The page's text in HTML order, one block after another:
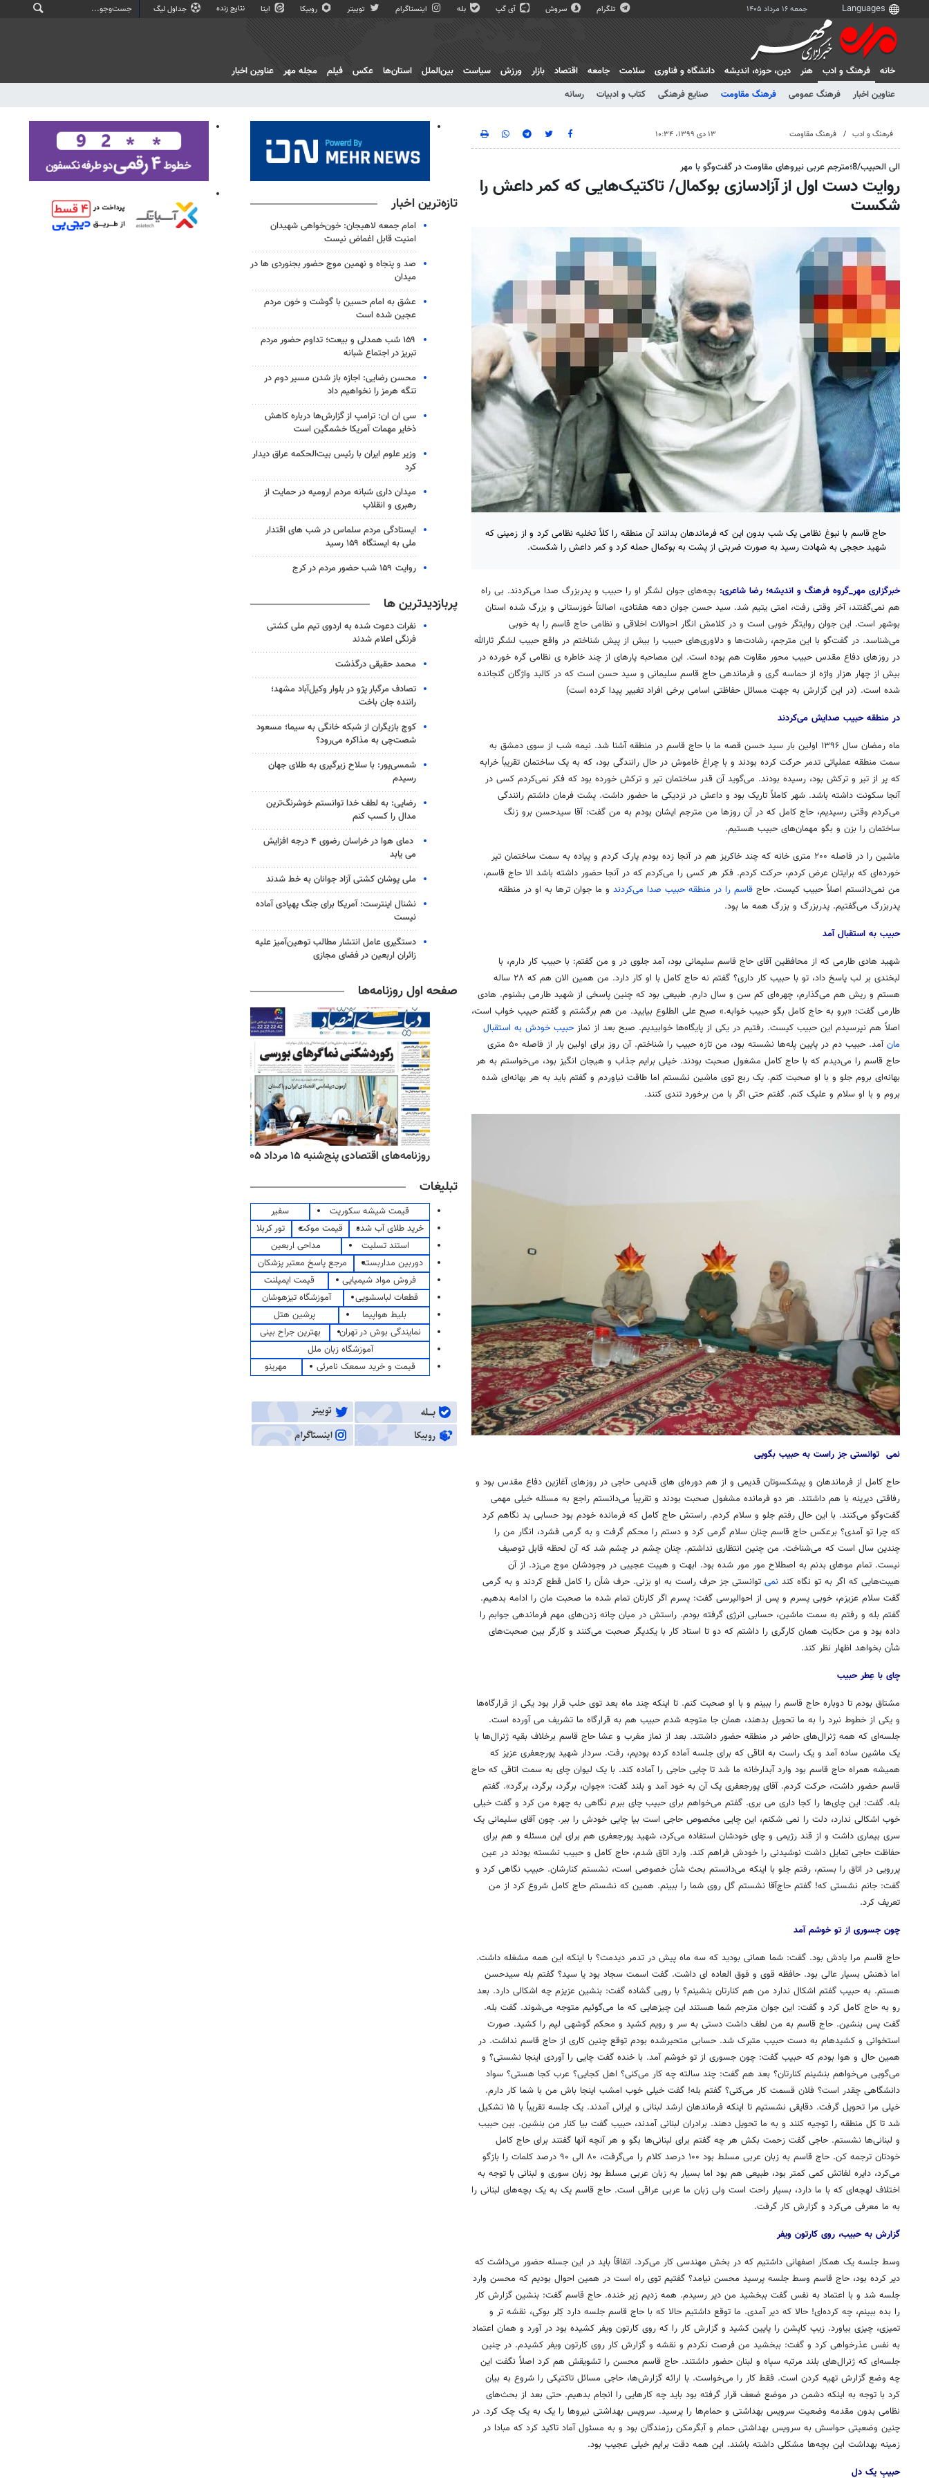
جمعه ۱۶ مرداد ۱۴۰۵ تلگرام سروش آی گپ بله اینستاگرام توییتر روبیکا ایتا نتایج زنده جداول لیگ
خانه
فرهنگ و ادب
عناوین اخبار
فرهنگ عمومی فرهنگ مقاومت صنایع فرهنگی کتاب و ادبیات رسانه
هنر دين، حوزه، انديشه دانشگاه و فناوری سلامت جامعه اقتصاد بازار ورزش سیاست بین‌الملل استان‌ها عکس فیلم مجله مهر عناوین اخبار
فرهنگ و ادب فرهنگ مقاومت ۱۳ دی ۱۳۹۹، ۱۰:۳۴
الی الحبیب/8؛مترجم عربی نیروهای مقاومت در گفت‌وگو با مهر
روایت دست اول از آزادسازی بوکمال/ تاکتیک‌هایی که کمر داعش را
شکست
حاج قاسم با نبوغ نظامی یک شب بدون این که فرماندهان بدانند آن منطقه را کلاً تخلیه نظامی کرد و از زمینی که
شهید حججی به شهادت رسید به صورت ضربتی از پشت به بوکمال حمله کرد و کمر داعش را شکست.
خبرگزاری مهر_گروه فرهنگ و اندیشه؛ رضا شاعری: بچه‌های جوان لشگر او را حبیب و پدربزرگ صدا می‌کردند. بی راه
هم نمی‌گفتند، آخر وقتی رفت، امتی یتیم شد. سید حسن جوان دهه هفتادی، اصالتاً خوزستانی و بزرگ شده استان
بوشهر است. این جوان روایتگر خوبی است و در کلامش انگار احوالات اخلاقی و نظامی حاج قاسم را به خوبی
می‌شناسد. در گفت‌گو با این مترجم، رشادت‌ها و دلاوری‌های حبیب را بیش از پیش شناختم در واقع حبیب لشگر ثارالله
در روزهای دفاع مقدس حبیب محور مقاوت هم بوده است. این مصاحبه پاره‎ای از چند خاطره ‎ی نظامی گره خورده در
بیش از چهار هزار واژه از حماسه گری و فرماندهی حاج قاسم سلیمانی و سید حسن است که در کالبد واژگان گنجانده
شده است. (در این گزارش به جهت مسائل حفاظتی اسامی برخی افراد تغییر پیدا کرده است)
در منطقه حبیب صدایش می‌کردند
ماه رمضان سال ۱۳۹۶ اولین بار سید حسن قصه ما با حاج قاسم در منطقه آشنا شد. نیمه شب از سوی دمشق به
سمت منطقه عملیاتی تدمر حرکت کرده بودند و با چراغ خاموش در حال رانندگی بود، که به یک ساختمان تقریباً خرابه
که پر از تیر و ترکش بود، رسیده بودند. می‌گوید آن قدر ساختمان تیر و ترکش خورده بود که فکر نمی‌کردم کسی در
آنجا سکونت داشته باشد. شهر کاملاً تاریک بود و داعش در نزدیکی ما حضور داشت. پشت فرمان داشتم رانندگی
می‌کردم وقتی رسیدیم، حاج کامل که در آن روزها من مترجم ایشان بودم به من گفت: آقا سیدحسن برو زنگ
ساختمان را بزن و بگو مهمان‌های حبیب هستیم.
ماشین را در فاصله ۲۰۰ متری خانه که چند خاکریز هم در آنجا زده بودم پارک کردم و پیاده به سمت ساختمان تیر
خورده‌ای که برایتان عرض کردم، حرکت کردم. فکر هر کسی را می‌کردم که در آنجا حضور داشته باشد الا حاج قاسم،
من نمی‌دانستم اصلاً حبیب کیست. حاج قاسم را در منطقه حبیب صدا می‌کردند و ما جوان ترها به او در منطقه
پدربزرگ می‌گفتیم. پدربزرگ و بزرگ همه ما بود.
حبیب به استقبال آمد
شهید هادی طارمی که از محافظین آقای حاج قاسم سلیمانی بود، آمد جلوی در و من گفتم: با حبیب کار دارم، با
لبخندی بر لب پاسخ داد، تو با حبیب کار داری؟ گفتم نه حاج کامل با او کار دارد. من همین الان هم که ۲۸ ساله
هستم و ریش هم می‌گذارم، چهره‌ای کم سن و سال دارم. طبیعی بود که چنین پاسخی از شهید طارمی بشنوم. هادی
طارمی گفت: «برو به حاج کامل بگو حبیب خوابه.» صبح علی الطلوع بیایید. من هم برگشتم و گفتم حبیب خواب است،
اصلاً هم نپرسیدم این حبیب کیست. رفتیم در یکی از پایگاه‌ها خوابیدیم. صبح بعد از نماز حبیب خودش به استقبال
مان
آمد. حبیب دم در پایین پله‌ها نشسته بود، من تازه حبیب را شناختم. آن روز برای اولین بار از فاصله ۵۰ متری
حاج قاسم را می‌دیدم که با حاج کامل مشغول صحبت بودند. خیلی برایم جذاب و هیجان انگیز بود، می‌خواستم به هر
بهانه‌ای بروم جلو و با او صحبت کنم. یک ربع توی ماشین نشستم اما طاقت نیاوردم و گفتم باید به هر بهانه‌ای شده
بروم و با او سلام و علیک کنم. گفتم حتی اگر با من برخورد تندی کنند.
نمی توانستی جز راست به حبیب بگویی
حاج کامل از فرماندهان و پیشکسوتان قدیمی و از هم دوره‌ای های قدیمی حاجی در روزهای آغازین دفاع مقدس بود و
رفاقتی دیرینه با هم داشتند. هر دو فرمانده مشغول صحبت بودند و تقریباً می‌دانستم راجع به مسئله خیلی مهمی
گفت‌وگو می‌کنند. با این حال رفتم جلو و سلام کردم. راستش حاج کامل که فرمانده خودم بود حسابی بد نگاهم کرد
که چرا تو آمدی؟ برعکس حاج قاسم چنان سلام گرمی کرد و دستم را محکم گرفت و به گرمی فشرد، انگار من را
چندین سال است که می‌شناخت. من چنین انتظاری نداشتم. چنان چشم در چشم شد که آن لحظه قابل توصیف
نیست. تمام موهای بدنم به اصطلاح مور مور شده بود. ابهت و هیبت عجیبی در وجودشان موج می‌زد. از آن
هیبت‌هایی که اگر به تو نگاه کند نمی ‎توانستی جز حرف راست به او بزنی. حرف شأن را کامل قطع کردند و به گرمی
گفت سلام عزیزم، خوبی پسرم و پس از احوالپرسی گفت: پسرم اگر کارتان تمام شده ما صحبت مان را ادامه بدهیم.
گفتم بله و رفتم به سمت ماشین، حسابی انرژی گرفته بودم. راستش در میان چانه زدن‌های مهم فرماندهی جوابم را
داده بود و من حکایت همان کارگری را داشتم که دو تا استاد کار با یکدیگر صحبت می‌کنند و کارگر بین صحبت‌های
شأن بخواهد اظهار نظر کند.
چای با عِطر حبیب
مشتاق بودم تا دوباره حاج قاسم را ببینم و با او صحبت کنم. تا اینکه چند ماه بعد توی حلب قرار بود یکی از قرارگاه‌ها
و یکی از خطوط نبرد را به ما تحویل بدهند، همان جا متوجه شدم حبیب هم به قرارگاه ما تشریف می آورده است.
جلسه‌ای که همه ژنرال‌های حاضر در منطقه حضور داشتند. بعد از نماز مغرب و عشا حاج قاسم برخلاف بقیه ژنرال‌ها با
یک ماشین ساده آمد و یک راست به اتاقی که برای جلسه آماده کرده بودیم، رفت. سردار شهید پورجعفری عزیز که
همیشه همراه حاج قاسم بود وارد آبدارخانه ما شد تا چایی حاجی را آماده کند. با یک لیوان چای به سمت اتاقی که حاج
قاسم حضور داشت، حرکت کردم. آقای پورجعفری یک آن به خود آمد و بلند گفت: «جوان، برگرد، برگرد، برگرد». گفتم
بله. گفت: این چای‌ها را کجا داری می بری. گفتم می‌خواهم برای حبیب چای ببرم نگاهی به چهره من کرد و گفت خیلی
خوب اشکالی ندارد، دلت را نمی شکنم، این چایی مخصوص حاجی است بیا چایی خودش را ببر. چون آقای سلیمانی یک
سری بیماری داشت و از قند رژیمی و چای خودشان استفاده می‌کرد، شهید پورجعفری هم برای این مسئله و هم برای
حفاظت حاجی تمایل داشت نوشیدنی را خودش فراهم کند. وارد اتاق شدم، حاج کامل و حبیب نشسته بودند در عین
پررویی در اتاق را بستم، رفتم جلو با اینکه می‌دانستم بحث شأن خصوصی است، نشستم کنارشان. حبیب نگاهی کرد و
گفت: جانم نشستی که! گفتم حاج‌آقا نشستم گل روی شما را ببینم. همین که نشستم حاج کامل شروع کرد از من
تعریف کرد.
چون جسوری از تو خوشم آمد
حاج قاسم مرا یادش بود. گفت: شما همانی بودید که سه ماه پیش در تدمر دیدمت؟ با اینکه این همه مشغله داشت.
اما ذهنش بسیار عالی بود. حافظه قوی و فوق العاده ای داشت. گفت اسمت سجاد بود یا سید؟ گفتم بله سیدحسن
هستم. به حبیب گفتم اشکال ندارد من هم کنارتان بنشینم؟ با رویی گشاده گفت: بنشین عزیزم چه اشکالی دارد. بعد
رو به حاج کامل کرد و گفت: این جوان مترجم شما هستند این چیزهایی که ما می‌گوئیم متوجه می‌شوند. گفت بله.
گفت پس بنشین. حاج قاسم به من لطف داشت دستی به سر و رویم کشید و محکم گوشه‎ی لپم را کشید. صورت
استخوانی و کشیده‎ام به دست حبیب متبرک شد. حسابی متحیرشده بودم توقع چنین کاری از حاج قاسم نداشت. در
همین حال و هوا بودم که حبیب گفت: چون جسوری از تو خوشم آمد. با خنده گفت چایی را آوردی اینجا نشستی؟ و
می‌گویی می‌خواهم بنشینم کنارتان؟ بعد هم گفت: چند سالته چه کار می‌کنی؟ اهل کجایی؟ عرب کجا هستی؟ سواد
دانشگاهی چقدر است؟ فلان قسمت کار می‌کنی؟ گفتم بله! گفت خیلی خوب امشب اینجا باش من با شما کار دارم.
خیلی مرا تحویل گرفت. دقایقی نشستیم تا اینکه فرماندهان ارشد لبنانی و ایرانی آمدند. یک جلسه تقریباً با ۱۵ تشکیل
شد تا کل منطقه را توجیه کنند و به ما تحویل دهند. برادران لبنانی آمدند، حبیب گفت بیا کنار من بنشین. بین حبیب
و لبنانی‌ها نشستم. حاجی گفت زحمت بکش هر چه گفتم برای لبنانی‌ها بگو و هر آنچه آنها گفتند برای حاج کامل
خودتان ترجمه کن. حاج قاسم به زبان عربی مسلط بود ۱۰۰ درصد کلام را می‌گرفت، ۸۰ الی ۹۰ درصد کلمات را بازگو
می‌کرد، دایره لغاتش کمی کمتر بود، طبیعی هم بود اما بسیار به زبان عربی مسلط بود زبان سوری و لبنانی با توجه به
اختلاف لهجه‌ای که با ما دارد، بسیار راحت است ولی زبان ما عربی عراقی است. حاج قاسم یک به یک بچه‌های لبنانی را
به ما معرفی می‌کرد و گزارش کار گرفت.
گزارش به حبیب، روی کارتون ویفر
وسط جلسه یک همکار اصفهانی داشتیم که در بخش مهندسی کار می‌کرد. اتفاقاً باید در این جسله حضور می‌داشت که
دیر کرده بود، حاج قاسم وسط جلسه پرسید محسن نیامد؟ گفتیم توی راه است در همین احوال بودیم که محسن وارد
جلسه شد و با اعتماد به نفس گفت ببخشید من دیر رسیدم. همه زدیم زیر خنده. حاج قاسم گفت: بنشین گزارش کار
را بده ببینم، چه کرده‌ای! حالا که دیر آمدی. ما توقع داشتیم حالا که با حاج قاسم جلسه دارد کِلر بوکی، نقشه تر و
تمیزی، چیزی بیاورد. زیپ کاپشن را پایین کشید و گزارش کار را که روی کارتون ویفر کشیده بود در آورد و همان اعتماد
به نفس عذرخواهی کرد و گفت: ببخشید من فرصت نکردم و نقشه و گزارش کار روی کارتون ویفر کشیدم. در چنین
جلسه‌ای که ژنرال‌های بلند مرتبه سپاه و لبنان حضور داشتند. حاج قاسم محسن را تشویقش هم کرد اصلاً نگفت این
چه وضع گزارش تهیه کردن است. فقط کار را می‌خواست. با ارائه گزارش‌ها، حاجی مسائل تاکتیکی را شروع به بیان
کرد با توجه به اینکه دشمن در موضع ضعف قرار گرفته بود باید چه کارهایی را انجام بدهیم. حتی بعد از بحث‌های
نظامی بدون مقدمه وضعیت سرویس بهداشتی و حمام‌ها را پرسید. سرویس بهداشتی نیروها را یک به یک چک کرد. در
چنین وضعیتی حواسش به سرویس بهداشتی حمام و آبگرمکن رزمندگان بود و به مسئول آماد تاکید کرد که مبادا در
زمینه بهداشت این بچه‌ها مشکلی داشته باشند. این همه دقت برایم خیلی عجیب بود.
حبیبِ یک دل
تازه‌ترین اخبار
امام جمعه لاهیجان: خون‌خواهی شهیدان
امنیت قابل اغماض نیست
صد و پنجاه و نهمین موج حضور بجنوردی ها در
میدان
عشق به امام حسین با گوشت و خون مردم
عجین شده است
۱۵۹ شب همدلی و بیعت؛ تداوم حضور مردم
تبریز در اجتماع شبانه
محسن رضایی: اجازه باز شدن مسیر دوم در
تنگه هرمز را نخواهیم داد
سی ان ان: ترامپ از گزارش‌ها درباره کاهش
ذخایر مهمات آمریکا خشمگین است
وزیر علوم ایران با رئیس بیت‌الحکمه عراق دیدار
کرد
میدان داری شبانه مردم ارومیه در حمایت از
رهبری و انقلاب
ایستادگی مردم سلماس در شب های اقتدار
ملی به ایستگاه ۱۵۹ رسید
روایت ۱۵۹ شب حضور مردم در کرج
پربازدیدترین ها
نفرات دعوت شده به اردوی تیم ملی کشتی
فرنگی اعلام شدند
محمد حقیقی درگذشت
تصادف مرگبار پژو در بلوار وکیل‌آباد مشهد؛
راننده جان باخت
کوچ بازیگران از شبکه خانگی به سیما؛ مسعود
شصت‌چی به مذاکره می‌رود؟
شمسی‌پور: با سلاح زیرگیری به طلای جهان
رسیدم
رضایی: به لطف خدا توانستم خوشرنگ‌ترین
مدال را کسب کنم
دمای هوا در خراسان رضوی ۴ درجه افزایش
می یابد
ملی پوشان کشتی آزاد جوانان به خط شدند
نشنال اینترست: آمریکا برای جنگ پهپادی آماده
نیست
دستگیری عامل انتشار مطالب توهین‌آمیز علیه
زائران اربعین در فضای مجازی
صفحه اول روزنامه‌ها
روزنامه‌های صبح پنج‌شنبه ۱۵ مرداد ۱۴۰۵
تبلیغات
قیمت شیشه سکوریت
سفیر
خرید طلای آب شده
قیمت موکت
تور کربلا
استند تسلیت
مداحی اربعین
دوربین مداربسته
مرجع پاسخ معتبر پزشکان
فروش مواد شیمیایی
قیمت ایمپلنت
قطعات لباسشویی
آموزشگاه تیزهوشان
بلیط هواپیما
پرشین هتل
نمایندگی بوش در تهران
بهترین جراح بینی
آموزشگاه زبان ملل
قیمت و خرید سمعک نامرئی
مهرینو